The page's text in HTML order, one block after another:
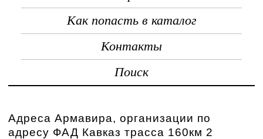
Как попасть в каталог
Контакты
Поиск
Адреса Армавира, организации по
адресу ФАД Кавказ трасса 160км 2